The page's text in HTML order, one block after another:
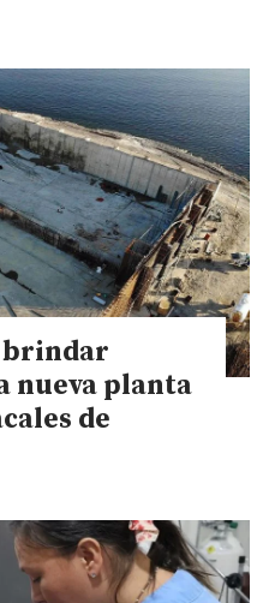
brindar
nueva planta
de